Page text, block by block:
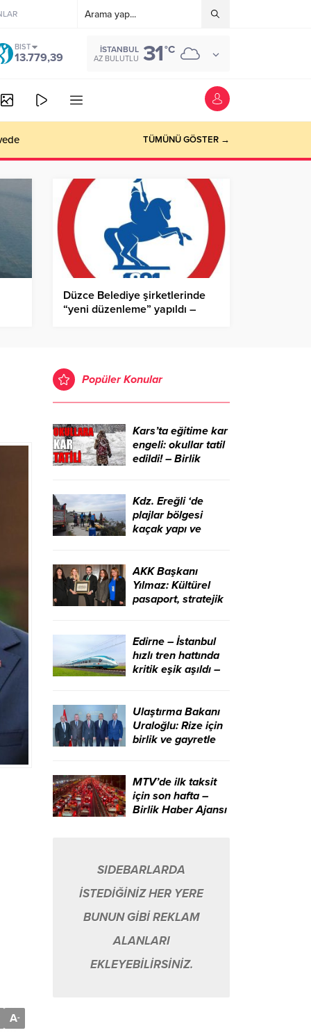
BIST
13.779,39
İSTANBUL
AZ BULUTLU 31°C
TÜMÜNÜ GÖSTER →
Düzce Belediye şirketlerinde
“yeni düzenleme” yapıldı –
A-
Popüler Konular
Kars’ta eğitime kar
engeli: okullar tatil
edildi! – Birlik
Kdz. Ereğli ‘de
plajlar bölgesi
kaçak yapı ve
Haber Ajansı
AKK Başkanı
Yılmaz: Kültürel
pasaport, stratejik
Haber Ajansı
Edirne – İstanbul
hızlı tren hattında
kritik eşik aşıldı –
Ulaştırma Bakanı
Uraloğlu: Rize için
birlik ve gayretle
Haber Ajansı
MTV’de ilk taksit
için son hafta –
Birlik Haber Ajansı
SIDEBARLARDA
İSTEDİĞİNİZ HER YERE
BUNUN GİBİ REKLAM
ALANLARI
EKLEYEBİLİRSİNİZ.